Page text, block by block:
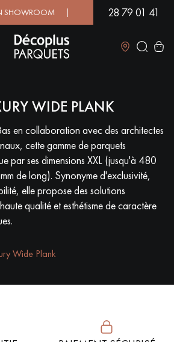
| DISPONIBILITÉ IMMÉDIATE
28 79 01 41
LES PLUS COURANTES
PARQUET CONTRECOLLÉ -
FLOTTANT
PARQUETS À MOTIFS
TRADITIONNELS
PARQUET EN CHÊNE FUMÉ
WIDE PLANK
en collaboration avec des architectes
cette gamme de parquets
par ses dimensions XXL (jusqu'à 480
de long). Synonyme d'exclusivité,
elle propose des solutions
qualité et esthétisme de caractère
Wide Plank